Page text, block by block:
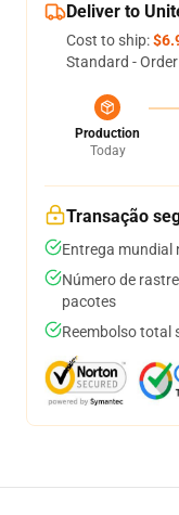
Deliver to
Cost to ship:
Standard -
Production
Today
Transação
Entrega mundial
Número de
pacotes
Reembolso total